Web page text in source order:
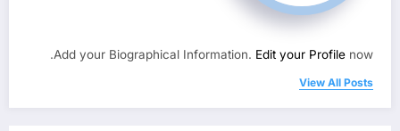
Add your Biographical Information. Edit your Profile now.
View All Posts